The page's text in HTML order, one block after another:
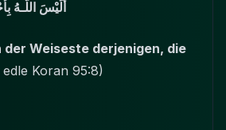
أَلَيْسَ اللَّـهُ
der Weiseste derjenigen, die
Koran 95:8)